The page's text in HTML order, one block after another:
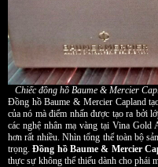
Chiếc đồng hồ Baume & Mercier
Đồng hồ Baume & Mercier Capland
của nó mà điểm nhấn được tạo ra bởi
các nghệ nhân mạ vàng tại Vina
hơn rất nhiều. Nhìn tổng thể toàn bộ
trọng.Đồng hồ Baume & Mercier
thực sự không thể thiếu dành cho phái